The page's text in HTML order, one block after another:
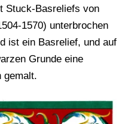
Stuck-Basreliefs von
1570) unterbrochen
ist ein Basrelief, und auf
Grunde eine
gemalt.